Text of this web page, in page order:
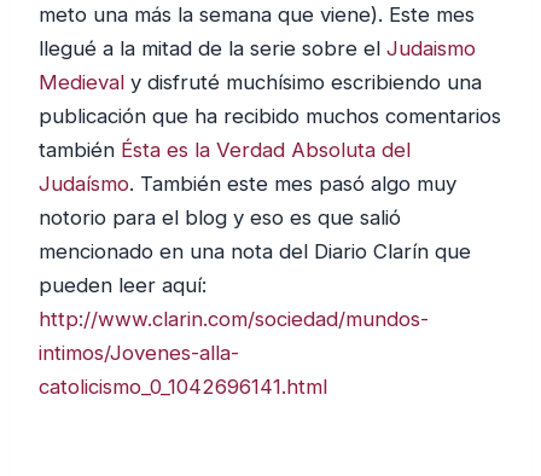
meto una más la semana que viene). Este mes
llegué a la mitad de la serie sobre el Judaismo
Medieval y disfruté muchísimo escribiendo una
publicación que ha recibido muchos comentarios
también Ésta es la Verdad Absoluta del
Judaísmo. También este mes pasó algo muy
notorio para el blog y eso es que salió
mencionado en una nota del Diario Clarín que
pueden leer aquí:
http://www.clarin.com/sociedad/mundos-
intimos/Jovenes-alla-
catolicismo_0_1042696141.html